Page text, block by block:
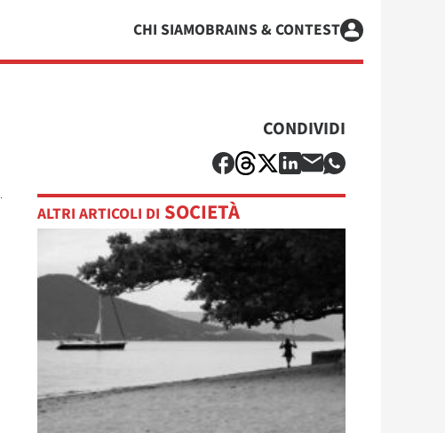
CHI SIAMOBRAINS & CONTEST
CONDIVIDI
ALTRI ARTICOLI DI SOCIETÀ